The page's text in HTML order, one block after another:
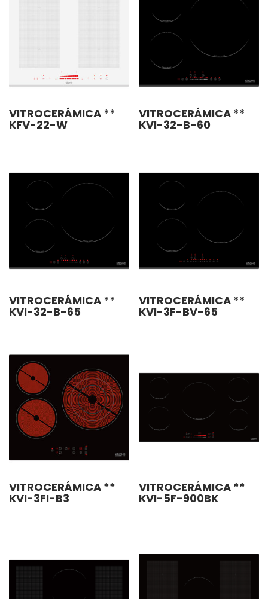
VITROCERÁMICA **
KFV-22-W
VITROCERÁMICA **
KVI-32-B-60
VITROCERÁMICA **
KVI-32-B-65
VITROCERÁMICA **
KVI-3F-BV-65
VITROCERÁMICA **
KVI-3FI-B3
VITROCERÁMICA **
KVI-5F-900BK